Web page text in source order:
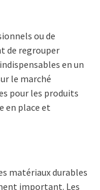
ou de
de regrouper
en un
le marché
pour les produits
en place et
matériaux durables
important. Les